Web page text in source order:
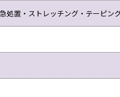
処置・ストレッチング・テーピン